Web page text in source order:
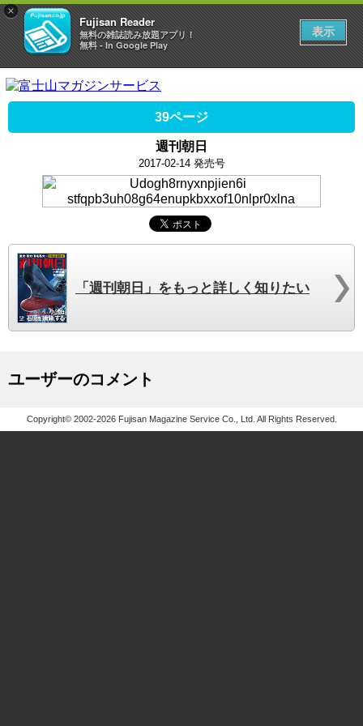
×
Fujisan Reader
無料の雑誌読み放題アプリ！
無料 - In Google Play
表示
39ページ
週刊朝日
2017-02-14 発売号
「週刊朝日」をもっと詳しく知りたい
ユーザーのコメント
Copyright© 2002-2026 Fujisan Magazine Service Co., Ltd. All Rights Reserved.